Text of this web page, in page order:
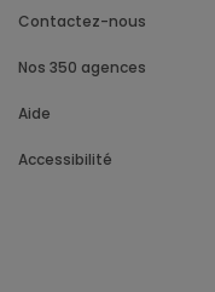
Contactez-nous
Nos 350 agences
Aide
Accessibilité